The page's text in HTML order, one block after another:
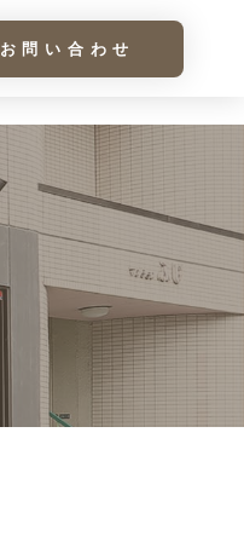
お問い合わせ